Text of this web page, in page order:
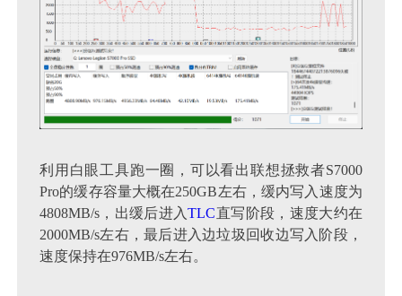
利用白眼工具跑一圈，可以看出联想拯救者S7000
Pro的缓存容量大概在250GB左右，缓内写入速度为
4808MB/s，出缓后进入TLC直写阶段，速度大约在
2000MB/s左右，最后进入边垃圾回收边写入阶段，
速度保持在976MB/s左右。